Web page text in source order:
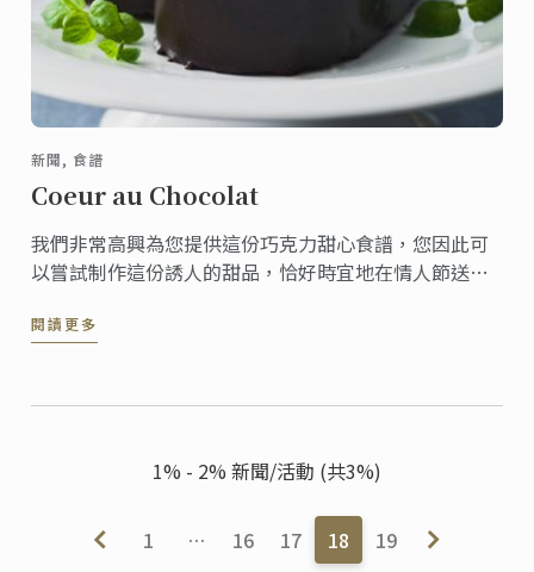
新聞, 食譜
Coeur au Chocolat
我們非常高興為您提供這份巧克力甜心食譜，您因此可
以嘗試制作這份誘人的甜品，恰好時宜地在情人節送上
閱讀更多
1% - 2% 新聞/活動 (共3%)
1 … 16 17 18 19